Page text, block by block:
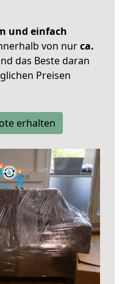
und einfach
von nurca.
das Beste daran
Preisen
erhalten